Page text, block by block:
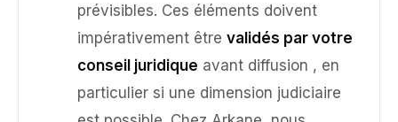
prévisibles. Ces éléments doivent
impérativement être validés par votre
conseil juridique avant diffusion , en
particulier si une dimension judiciaire